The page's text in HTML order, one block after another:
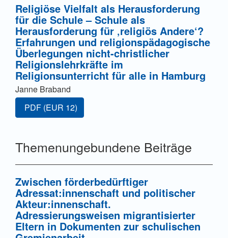
Religiöse Vielfalt als Herausforderung
für die Schule – Schule als
Herausforderung für ‚religiös Andere‘?
Erfahrungen und religionspädagogische
Überlegungen nicht-christlicher
Religionslehrkräfte im
Religionsunterricht für alle in Hamburg
Janne Braband
Zugang für Abonnent/innen oder durch Zahlung einer
PDF (EUR 12)
Themenungebundene Beiträge
Zwischen förderbedürftiger
Adressat:innenschaft und politischer
Akteur:innenschaft.
Adressierungsweisen migrantisierter
Eltern in Dokumenten zur schulischen